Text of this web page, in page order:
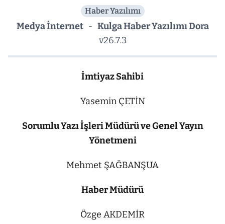
Haber Yazılımı
Medya İnternet - Kulga Haber Yazılımı Dora
v26.7.3
İmtiyaz Sahibi
Yasemin ÇETİN
Sorumlu Yazı İşleri Müdürü ve Genel Yayın
Yönetmeni
Mehmet ŞAĞBANŞUA
Haber Müdürü
Özge AKDEMİR